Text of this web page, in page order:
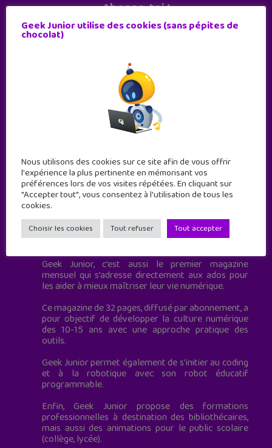
Abonne-toi !
11 numéros par an
JE M'ABONNE !
Geek Junior est le premier site de culture numérique
à destination des adolescents.
Geek Junior, c’est aussi le premier magazine
mensuel qui s’adresse directement aux ados pour
les aider à mieux maîtriser leur vie numérique.
Ce magazine de 32 pages, diffusé par abonnement, a
pour objectif de développer la culture numérique
des 10-15 ans avec une approche pratique des
outils.
Geek Junior permet également de s'initier au coding
et à la robotique avec son robot éducatif
programmable.
Enfin, Geek Junior propose des formations
professionnelles à destination des bibliothécaires,
mais aussi des animations pour le public scolaire
(collège, lycée).
Geek Junior utilise des cookies (sans pépites de
chocolat)
Nous utilisons des cookies sur ce site afin de vous offrir
l'expérience la plus pertinente en mémorisant vos
préférences lors de vos visites répétées. En cliquant sur
"Accepter tout", vous consentez à l'utilisation de tous les
cookies.
Choisir les cookies Tout refuser Tout accepter